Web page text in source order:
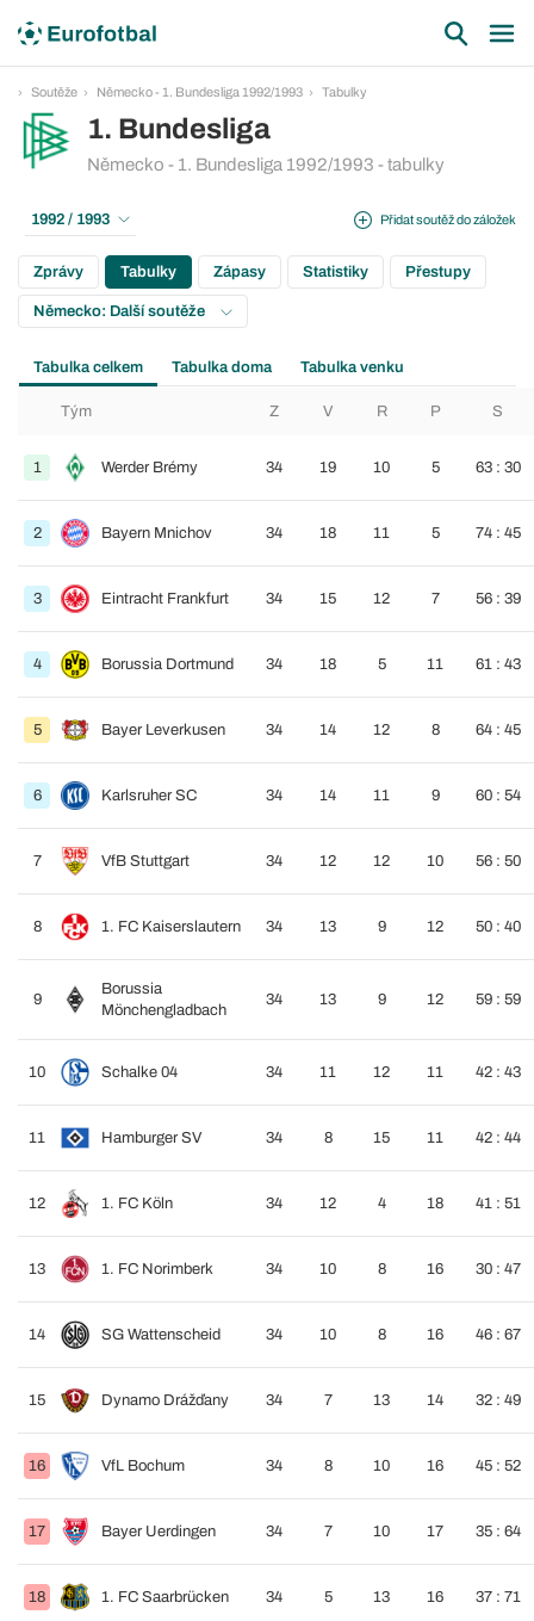
Soutěže Německo - 1. Bundesliga 1992/1993 Tabulky
1. Bundesliga
Německo - 1. Bundesliga 1992/1993 - tabulky
Přidat soutěž do záložek
1992 / 1993
Zprávy Tabulky Zápasy Statistiky Přestupy
Německo: Další soutěže
Tabulka celkem Tabulka doma Tabulka venku
Tým Z V R P S
1 Werder Brémy 34 19 10 5 63 : 30
2 Bayern Mnichov 34 18 11 5 74 : 45
3 Eintracht Frankfurt 34 15 12 7 56 : 39
4 Borussia Dortmund 34 18 5 11 61 : 43
5 Bayer Leverkusen 34 14 12 8 64 : 45
6 Karlsruher SC 34 14 11 9 60 : 54
7 VfB Stuttgart 34 12 12 10 56 : 50
8 1. FC Kaiserslautern 34 13 9 12 50 : 40
9
Borussia
Mönchengladbach
34 13 9 12 59 : 59
10 Schalke 04 34 11 12 11 42 : 43
11 Hamburger SV 34 8 15 11 42 : 44
12 1. FC Köln 34 12 4 18 41 : 51
13 1. FC Norimberk 34 10 8 16 30 : 47
14 SG Wattenscheid 34 10 8 16 46 : 67
15 Dynamo Drážďany 34 7 13 14 32 : 49
16 VfL Bochum 34 8 10 16 45 : 52
17 Bayer Uerdingen 34 7 10 17 35 : 64
18 1. FC Saarbrücken 34 5 13 16 37 : 71